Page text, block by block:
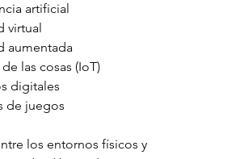
artificial
virtual
aumentada
las cosas (IoT)
digitales
de juegos
los entornos físicos y